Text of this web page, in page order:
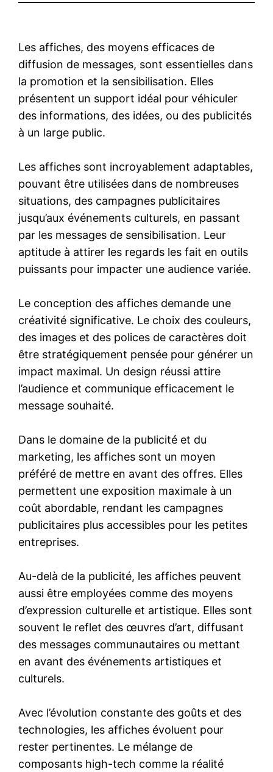
Les affiches, des moyens efficaces de
diffusion de messages, sont essentielles dans
la promotion et la sensibilisation. Elles
présentent un support idéal pour véhiculer
des informations, des idées, ou des publicités
à un large public.
Les affiches sont incroyablement adaptables,
pouvant être utilisées dans de nombreuses
situations, des campagnes publicitaires
jusqu’aux événements culturels, en passant
par les messages de sensibilisation. Leur
aptitude à attirer les regards les fait en outils
puissants pour impacter une audience variée.
Le conception des affiches demande une
créativité significative. Le choix des couleurs,
des images et des polices de caractères doit
être stratégiquement pensée pour générer un
impact maximal. Un design réussi attire
l’audience et communique efficacement le
message souhaité.
Dans le domaine de la publicité et du
marketing, les affiches sont un moyen
préféré de mettre en avant des offres. Elles
permettent une exposition maximale à un
coût abordable, rendant les campagnes
publicitaires plus accessibles pour les petites
entreprises.
Au-delà de la publicité, les affiches peuvent
aussi être employées comme des moyens
d’expression culturelle et artistique. Elles sont
souvent le reflet des œuvres d’art, diffusant
des messages communautaires ou mettant
en avant des événements artistiques et
culturels.
Avec l’évolution constante des goûts et des
technologies, les affiches évoluent pour
rester pertinentes. Le mélange de
composants high-tech comme la réalité